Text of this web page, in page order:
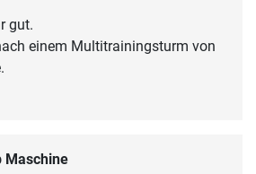
gut.
einem Multitrainingsturm von
Maschine